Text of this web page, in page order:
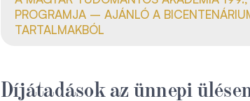
PROGRAMJA – AJÁNLÓ A
TARTALMAKBÓL
Díjátadások az ünnepi